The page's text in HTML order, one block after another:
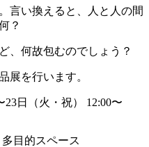
言い換えると、人と人の間
？
、何故包むのでしょう？
展を行います。
23日（火・祝） 12:00〜
目的スペース